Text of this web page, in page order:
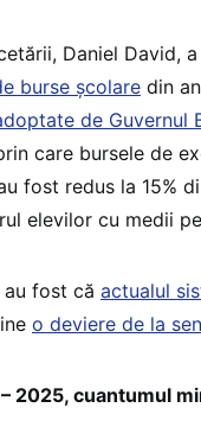
Daniel David,
burse școlare din
de Guvernul
care bursele de
fost redus la 15%
elevilor cu medii
fost că actualul
o deviere de la
2025, cuantumul